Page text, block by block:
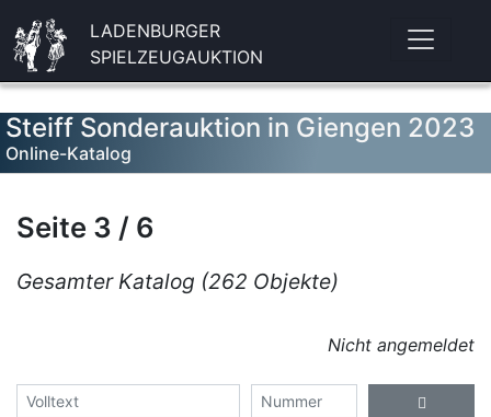
LADENBURGER
SPIELZEUGAUKTION
Steiff Sonderauktion in Giengen 2023
Online-Katalog
Seite 3 / 6
Gesamter Katalog (262 Objekte)
Nicht angemeldet